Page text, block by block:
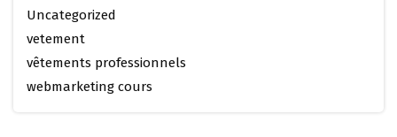
Uncategorized
vetement
vêtements professionnels
webmarketing cours